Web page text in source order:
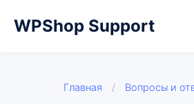
WPShop Support
Главная / Вопросы и